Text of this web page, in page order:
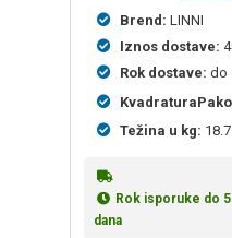
Brend: LINNI
Iznos dostave:
Rok dostave: do
Težina u kg:
Rok isporuke do
dana